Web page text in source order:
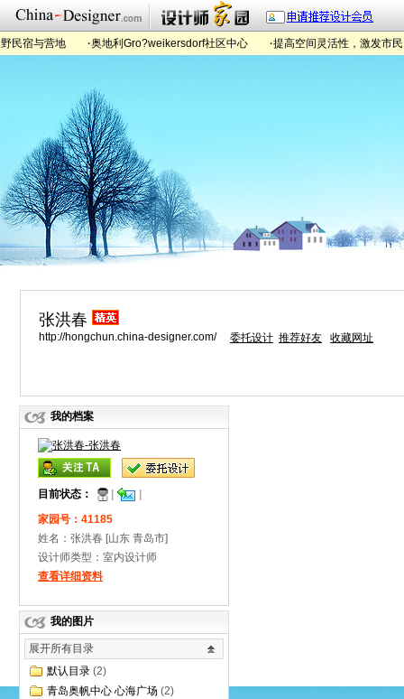
与营地 奥地利Gro?weikersdorf社区中心 提高空间灵活性，激发市民自
张洪春
http://hongchun.china-designer.com/ 委托设计 推荐好友 收藏网址
我的档案
目前状态：
家园号：41185
姓名：张洪春[山东 青岛市]
设计师类型：室内设计师
查看详细资料
我的图片
展开所有目录
默认目录 (2)
青岛奥帆中心心海广场 (2)